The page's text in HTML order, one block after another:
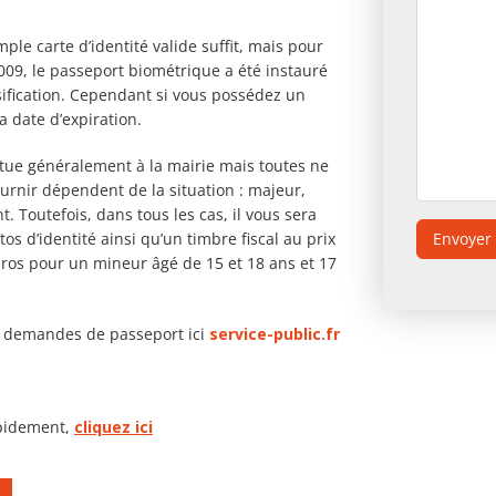
carte d’identité valide suffit, mais pour
le passeport biométrique a été instauré
Cependant si vous possédez un
date d’expiration.
généralement à la mairie mais toutes ne
dépendent de la situation : majeur,
Toutefois, dans tous les cas, il vous sera
d’identité ainsi qu’un timbre fiscal au prix
pour un mineur âgé de 15 et 18 ans et 17
de passeport ici service-public.fr
cliquez ici